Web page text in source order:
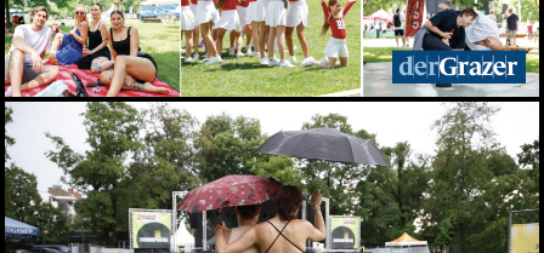
IMPRESSUM
Ein Frühstück für die
Annenstraße - Das vierte
Annenfrühstück
22.07.2026
Seit 50 Jahren steht
Starkoch Johann Lafer in
der Küche
22.07.2026